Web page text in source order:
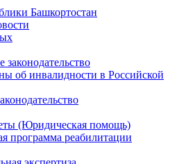
Башкортостан
об инвалидности в Российской
(Юридическая помощь)
программа реабилитации